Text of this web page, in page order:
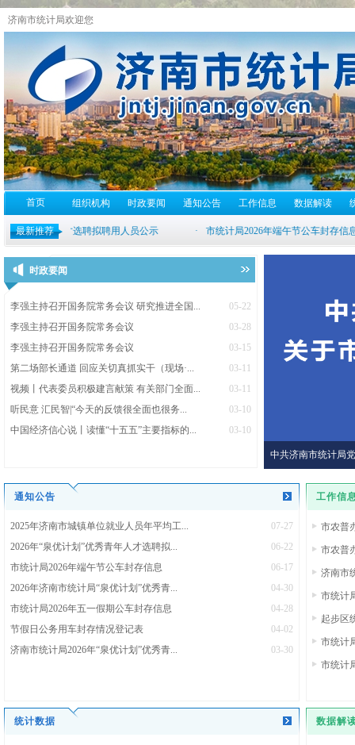
济南市统计局欢迎您
首页 组织机构 时政要闻 通知公告 工作信息 数据解读
最新推荐
时政要闻
李强主持召开国务院常务会议 研究推进全国...
05-22
李强主持召开国务院常务会议
03-28
李强主持召开国务院常务会议
03-15
第二场部长通道 回应关切真抓实干（现场·...
03-11
视频丨代表委员积极建言献策 有关部门全面...
03-11
听民意 汇民智|“今天的反馈很全面也很务...
03-10
中国经济信心说丨读懂“十五五”主要指标的...
03-10
中共济南市统计局
通知公告
2025年济南市城镇单位就业人员年平均工...
07-27
2026年“泉优计划”优秀青年人才选聘拟...
06-22
市统计局2026年端午节公车封存信息
06-17
2026年济南市统计局“泉优计划”优秀青...
04-30
市统计局2026年五一假期公车封存信息
04-28
节假日公务用车封存情况登记表
04-02
济南市统计局2026年“泉优计划”优秀青...
03-30
工作信
市农普
市农普
济南市
市统计
起步区
市统计
市统计
统计数据 数据解